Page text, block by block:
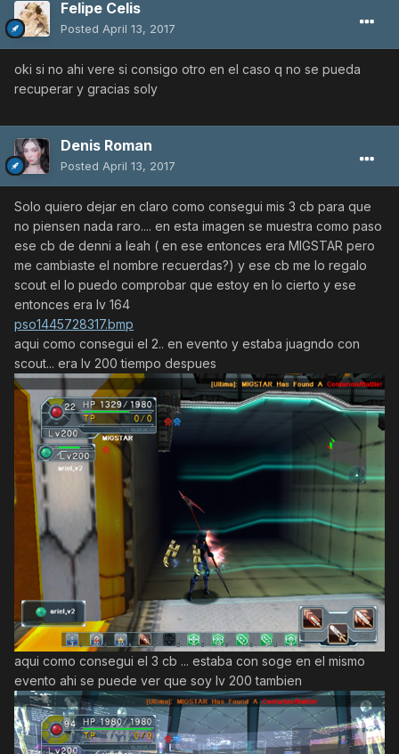
Felipe Celis
Posted April 13, 2017
oki si no ahi vere si consigo otro en el caso q no se pueda
recuperar y gracias soly
Denis Roman
Posted April 13, 2017
Solo quiero dejar en claro como consegui mis 3 cb para que
no piensen nada raro.... en esta imagen se muestra como paso
ese cb de denni a leah ( en ese entonces era MIGSTAR pero
me cambiaste el nombre recuerdas?) y ese cb me lo regalo
scout el lo puedo comprobar que estoy en lo cierto y ese
entonces era lv 164
pso1445728317.bmp
aqui como consegui el 2.. en evento y estaba juagndo con
scout... era lv 200 tiempo despues
aqui como consegui el 3 cb ... estaba con soge en el mismo
evento ahi se puede ver que soy lv 200 tambien